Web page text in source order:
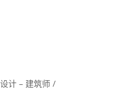
计 – 建筑师 /